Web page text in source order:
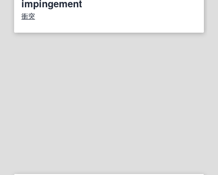
impingement
衝突